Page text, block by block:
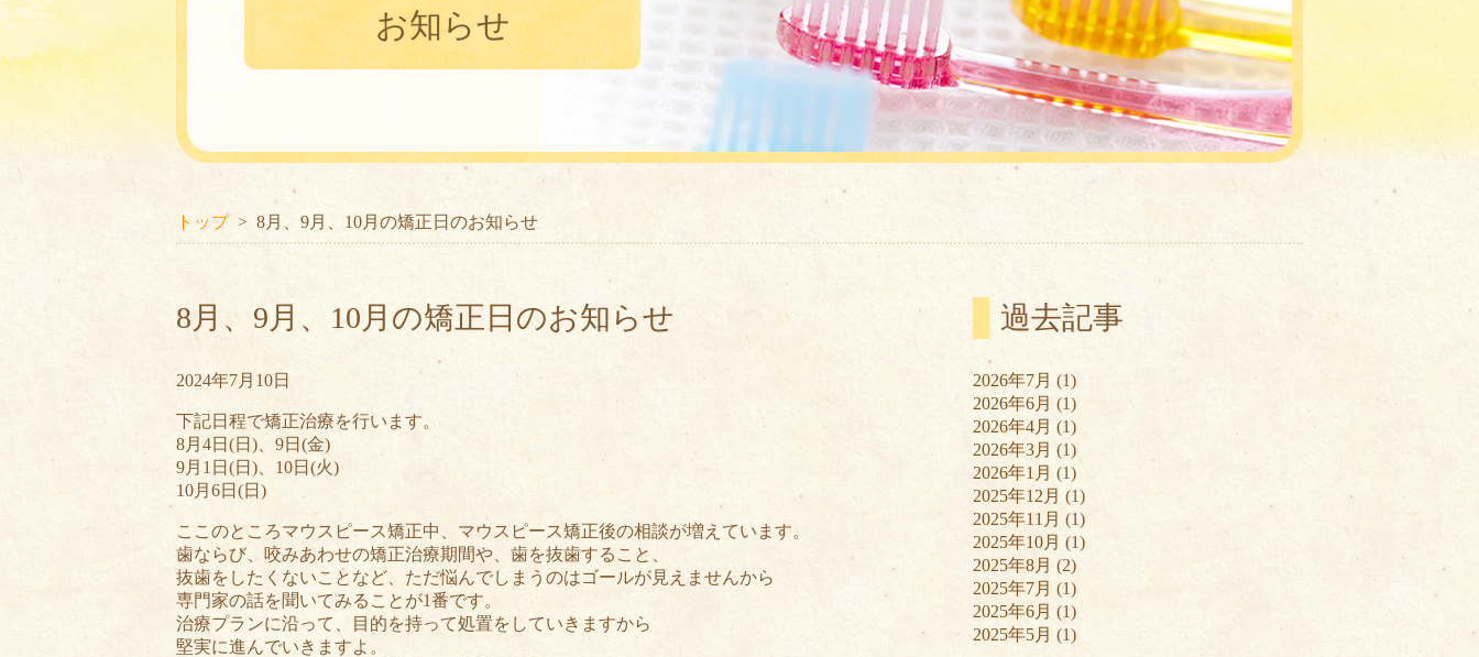
お知らせ
トップ 8月、9月、10月の矯正日のお知らせ
8月、9月、10月の矯正日のお知らせ
2024年7月10日
下記日程で矯正治療を行います。
8月4日(日)、9日(金)
9月1日(日)、10日(火)
10月6日(日)
ここのところマウスピース矯正中、マウスピース矯正後の相談が増えています。
歯ならび、咬みあわせの矯正治療期間や、歯を抜歯すること、
抜歯をしたくないことなど、ただ悩んでしまうのはゴールが見えませんから
専門家の話を聞いてみることが1番です。
治療プランに沿って、目的を持って処置をしていきますから
堅実に進んでいきますよ。
過去記事
2026年7月 (1)
2026年6月 (1)
2026年4月 (1)
2026年3月 (1)
2026年1月 (1)
2025年12月 (1)
2025年11月 (1)
2025年10月 (1)
2025年8月 (2)
2025年7月 (1)
2025年6月 (1)
2025年5月 (1)